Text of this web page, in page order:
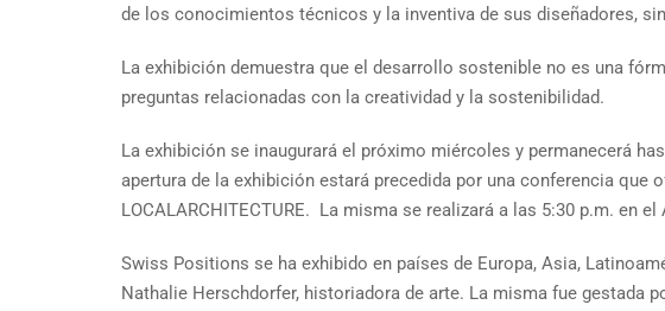
de los conocimientos técnicos y la inventiva de sus diseñadores,
La exhibición demuestra que el desarrollo sostenible no es una
preguntas relacionadas con la creatividad y la sostenibilidad.
La exhibición se inaugurará el próximo miércoles y permanecerá
apertura de la exhibición estará precedida por una conferencia que
LOCALARCHITECTURE. La misma se realizará a las 5:30 p.m. en
Swiss Positions se ha exhibido en países de Europa, Asia,
Nathalie Herschdorfer, historiadora de arte. La misma fue gestada